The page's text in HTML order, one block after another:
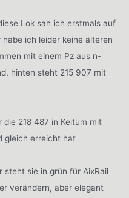
Lok sah ich erstmals auf
ich leider keine älteren
mit einem Pz aus n-
hinten steht 215 907 mit
die 218 487 in Keitum mit
gleich erreicht hat
steht sie in grün für AixRail
verändern, aber elegant